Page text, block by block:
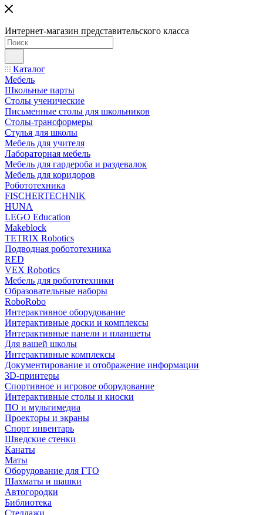
Интернет-магазин представительского класса
Каталог
Мебель
Школьные парты
Столы ученические
Письменные столы для школьников
Столы-трансформеры
Стулья для школы
Мебель для учителя
Лабораторная мебель
Мебель для гардероба и раздевалок
Мебель для коридоров
Робототехника
FISCHERTECHNIK
HUNA
LEGO Education
Makeblock
TETRIX Robotics
Подводная робототехника
RED
VEX Robotics
Мебель для робототехники
Образовательные наборы
RoboRobo
Интерактивное оборудование
Интерактивные доски и комплексы
Интерактивные панели и планшеты
Для вашей школы
Интерактивные комплексы
Документирование и отображение информации
3D-принтеры
Спортивное и игровое оборудование
Интерактивные столы и киоски
ПО и мультимедиа
Проекторы и экраны
Спорт инвентарь
Шведские стенки
Канаты
Маты
Оборудование для ГТО
Шахматы и шашки
Автогородки
Библиотека
Стеллажи